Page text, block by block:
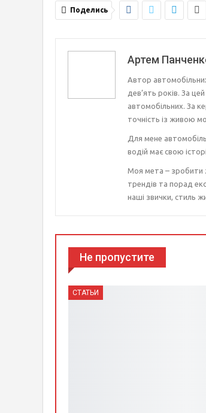
Поделись
Артем
Автор
дев’ять років. За
автомобільних. За
точність із живою
Для мене
водій має свою
Моя мета – зробити
трендів та порад
наші звички, стиль
Не пропустите
СТАТЬИ